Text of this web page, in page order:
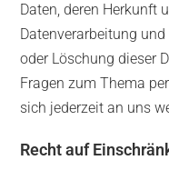
Daten, deren Herkunft
Datenverarbeitung
oder Löschung dieser
Fragen zum Thema
sich jederzeit an uns
Recht auf